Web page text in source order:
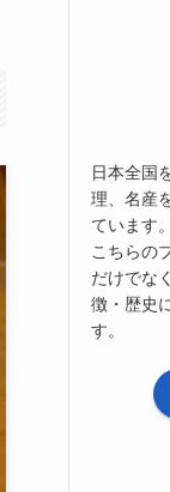
日本全国
理、名産
ています。
こちらの
だけでな
徴・歴史
す。